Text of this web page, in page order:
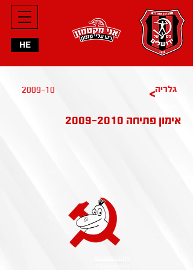
HE
2009-10 >גלריה
אימון פתיחה 2009-2010